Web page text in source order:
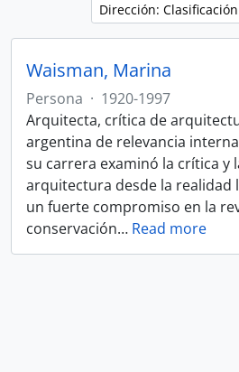
Dirección:
Waisman, Marina
Persona · 1920-1997
Arquitecta, crítica de
argentina de relevancia
su carrera examinó la crítica y
arquitectura desde la realidad
un fuerte compromiso en la
conservación… Read more